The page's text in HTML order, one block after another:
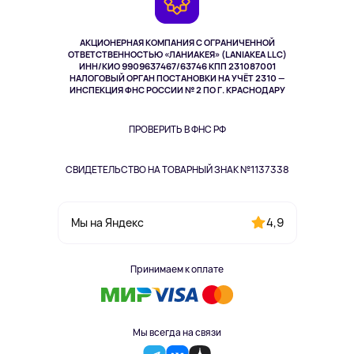
АКЦИОНЕРНАЯ КОМПАНИЯ С ОГРАНИЧЕННОЙ
ОТВЕТСТВЕННОСТЬЮ «ЛАНИАКЕЯ» (LANIAKEA LLC)
ИНН/КИО 9909637467/63746 КПП 231087001
НАЛОГОВЫЙ ОРГАН ПОСТАНОВКИ НА УЧЁТ 2310 —
ИНСПЕКЦИЯ ФНС РОССИИ № 2 ПО Г. КРАСНОДАРУ
ПРОВЕРИТЬ В ФНС РФ
СВИДЕТЕЛЬСТВО НА ТОВАРНЫЙ ЗНАК №1137338
Мы на Яндекс 4,9
Принимаем к оплате
Мы всегда на связи
Здоровье питомцев
Одежда и аксессуары